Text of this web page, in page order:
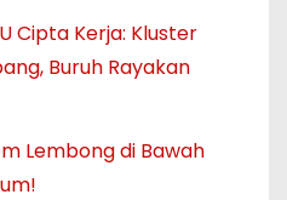
Cipta Kerja: Kluster
Buruh Rayakan
Lembong di Bawah